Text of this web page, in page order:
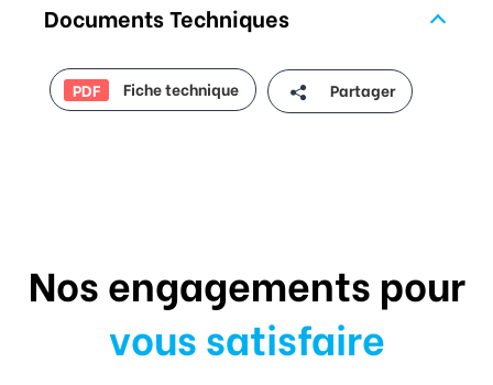
Documents Techniques
PDF Fiche technique Partager
Nos engagements pour
vous satisfaire